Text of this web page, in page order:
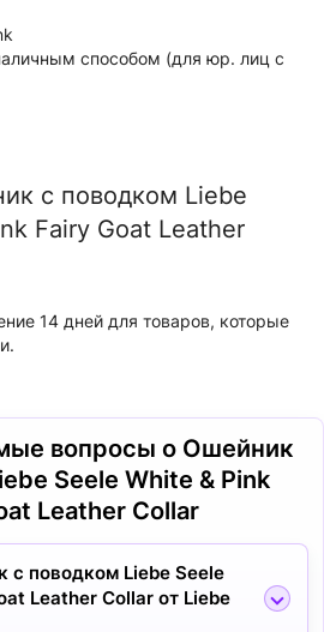
способом (для юр. лиц с
с поводком Liebe
Fairy Goat Leather
14 дней для товаров, которые
вопросы о Ошейник
Seele White & Pink
Leather Collar
с поводком Liebe Seele
Leather Collar от Liebe